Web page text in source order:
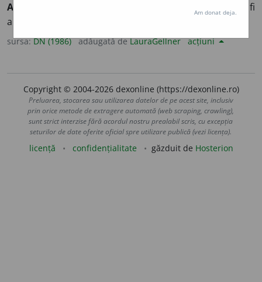
ANULABILIT
Posibilitatea (unui act) de a fi
anulat. [
sursa:DN (1986) adăugată deLauraGellner acțiuni
Copyright © 2004-2026 dexonline (https://dexonline.ro)
Preluarea, stocarea sau utilizarea datelor de pe acest site, inclusiv
prin orice metode de extragere automată (web scraping, crawling),
sunt strict interzise fără acordul nostru prealabil scris, cu excepția
seturilor de date oferite oficial spre utilizare publică (vezi licența).
licență confidențialitate găzduit de Hosterion
Am donat deja.